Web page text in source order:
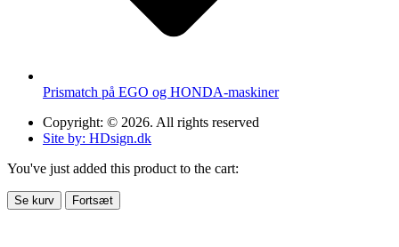
Prismatch på EGO og HONDA-maskiner
Copyright: © 2026. All rights reserved
Site by: HDsign.dk
You've just added this product to the cart:
Se kurv Fortsæt